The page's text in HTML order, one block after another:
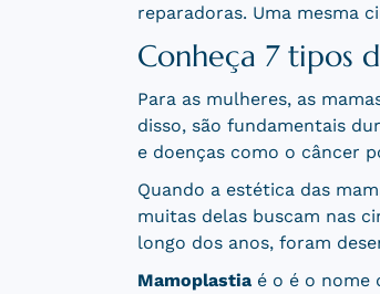
reparadoras. Uma mesma
Conheça 7 tipos
Para as mulheres, as
disso, são fundamentais
e doenças como o câncer
Quando a estética das
muitas delas buscam nas
longo dos anos, foram
Mamoplastiaé o é o nome